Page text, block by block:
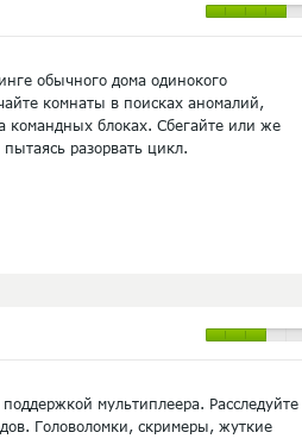
обычного дома одинокого
комнаты в поисках аномалий,
командных блоках. Сбегайте или же
разорвать цикл.
мультиплеера. Расследуйте
Головоломки, скримеры, жуткие